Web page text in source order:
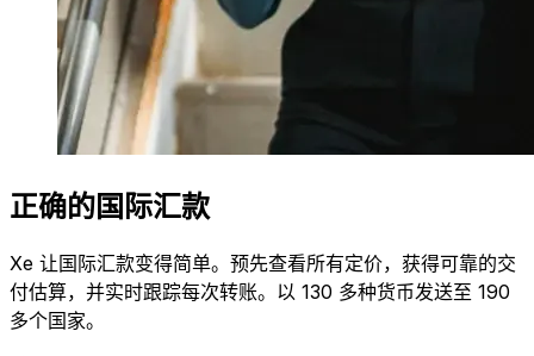
正确的国际汇款
Xe 让国际汇款变得简单。预先查看所有定价，获得可靠的交
付估算，并实时跟踪每次转账。以 130 多种货币发送至 190
多个国家。